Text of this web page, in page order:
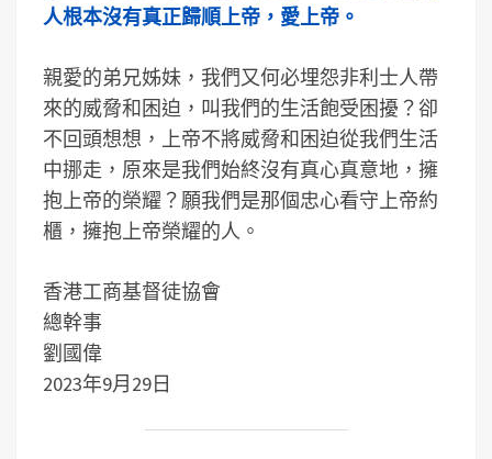
人根本沒有真正歸順上帝，愛上帝。
親愛的弟兄姊妹，我們又何必埋怨非利士人帶
來的威脅和困迫，叫我們的生活飽受困擾？卻
不回頭想想，上帝不將威脅和困迫從我們生活
中挪走，原來是我們始終沒有真心真意地，擁
抱上帝的榮耀？願我們是那個忠心看守上帝約
櫃，擁抱上帝榮耀的人。
香港工商基督徒協會
總幹事
劉國偉
2023年9月29日